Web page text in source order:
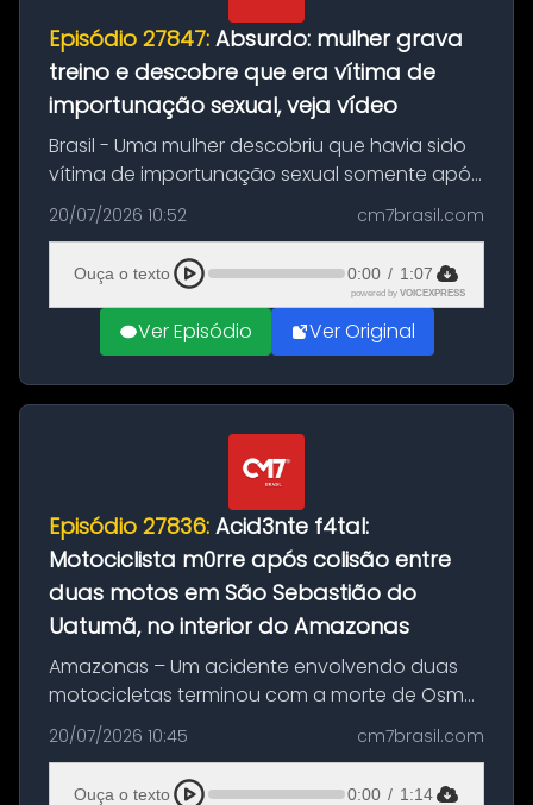
Episódio 27847: Absurdo: mulher grava
treino e descobre que era vítima de
importunação sexual, veja vídeo
Brasil - Uma mulher descobriu que havia sido
vítima de importunação sexual somente após
assistir a um vídeo que gravou enquanto
treinava na academia de um condomínio em
Feira de Santana, na Bahia. O c...
20/07/2026 10:52 cm7brasil.com
Ouça o texto 0:00 / 1:07
powered by VOICEXPRESS
Ver Episódio Ver Original
Episódio 27836: Acid3nte f4tal:
Motociclista m0rre após colisão entre
duas motos em São Sebastião do
Uatumã, no interior do Amazonas
Amazonas – Um acidente envolvendo duas
motocicletas terminou com a morte de Osmar
Figueiredo de Souza, de 38 anos, no município
de São Sebastião do Uatumã, no interior do
Amazonas. A colisão ocorreu n...
20/07/2026 10:45 cm7brasil.com
Ouça o texto 0:00 / 1:14